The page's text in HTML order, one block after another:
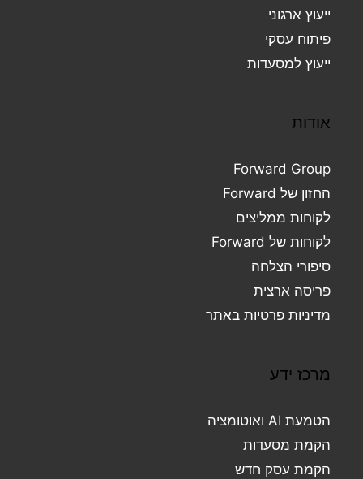
ייעוץ ארגוני
פיתוח עסקי
ייעוץ למסעדות
אודות
Forward Group
החזון של Forward
לקוחות ממליצים
לקוחות של Forward
סיפורי הצלחה
פריסה ארצית
מדיניות פרטיות באתר
מרכז ידע
הטמעת AI ואוטומציה
הקמת מסעדות
הקמת עסק חדש